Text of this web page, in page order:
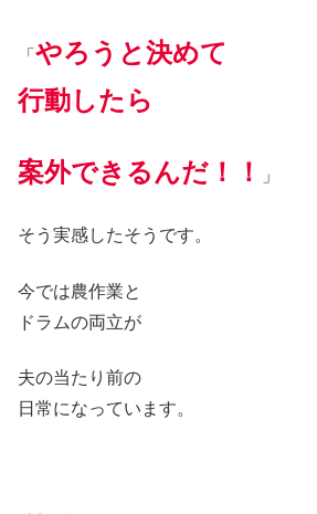
「 やろうと決めて
行動したら
案外できるんだ！！ 」
そう実感したそうです。
今では農作業と
ドラムの両立が
夫の当たり前の
日常になっています。